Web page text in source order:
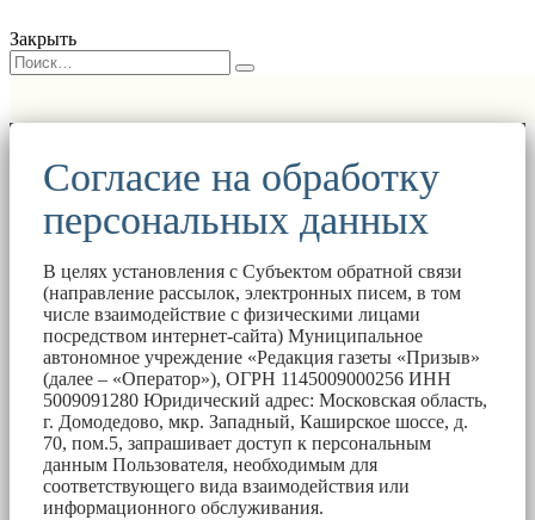
Закрыть
Согласие на обработку
персональных данных
В целях установления с Субъектом обратной связи
(направление рассылок, электронных писем, в том
числе взаимодействие с физическими лицами
посредством интернет-сайта) Муниципальное
автономное учреждение «Редакция газеты «Призыв»
(далее – «Оператор»), ОГРН 1145009000256 ИНН
5009091280 Юридический адрес: Московская область,
г. Домодедово, мкр. Западный, Каширское шоссе, д.
70, пом.5, запрашивает доступ к персональным
данным Пользователя, необходимым для
соответствующего вида взаимодействия или
информационного обслуживания.